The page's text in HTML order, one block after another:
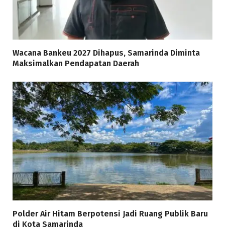
Wacana Bankeu 2027 Dihapus, Samarinda Diminta
Maksimalkan Pendapatan Daerah
Polder Air Hitam Berpotensi Jadi Ruang Publik Baru
di Kota Samarinda